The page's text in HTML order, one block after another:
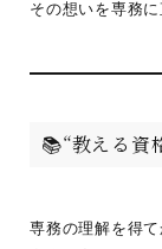
その想いを専務に
📚“教える資
専務の理解を得て